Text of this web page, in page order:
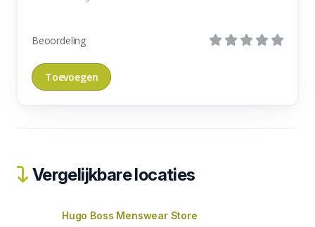
Beoordeling
Vergelijkbare locaties
Hugo Boss Menswear Store